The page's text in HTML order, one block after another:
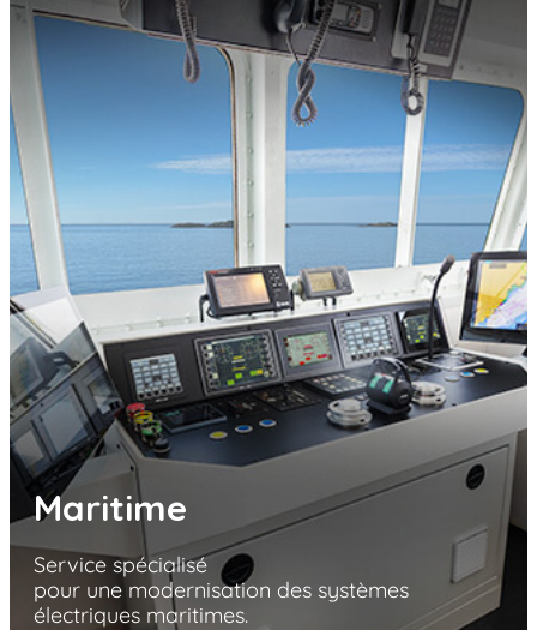
Maritime
Service spécialisé
pour une modernisation des systèmes
électriques maritimes.